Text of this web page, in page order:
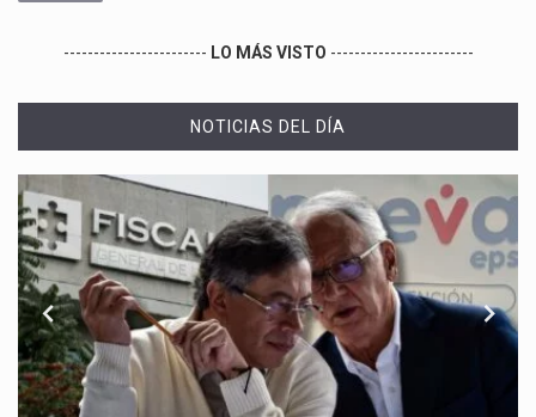
------------------------ LO MÁS VISTO ------------------------
NOTICIAS DEL DÍA